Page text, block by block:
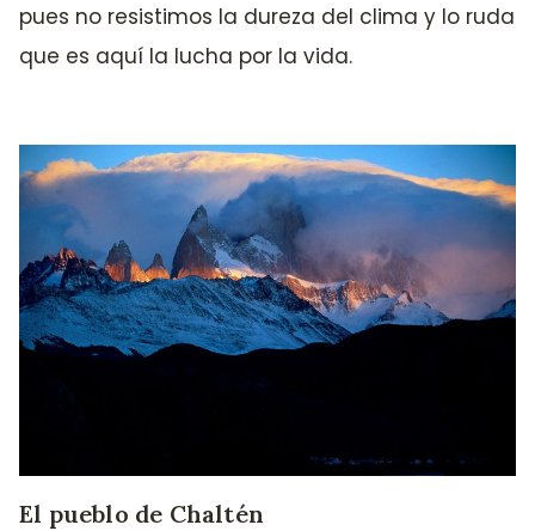
pues no resistimos la dureza del clima y lo ruda
que es aquí la lucha por la vida.
El pueblo de Chaltén